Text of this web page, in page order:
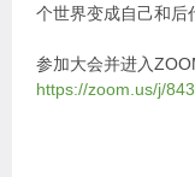
个世界变成自己和后
参加大会并进入
https://zoom.us/j/